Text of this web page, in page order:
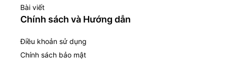
Bài viết
Chính sách và Hướng dẫn
Điều khoản sử dụng
Chính sách bảo mật